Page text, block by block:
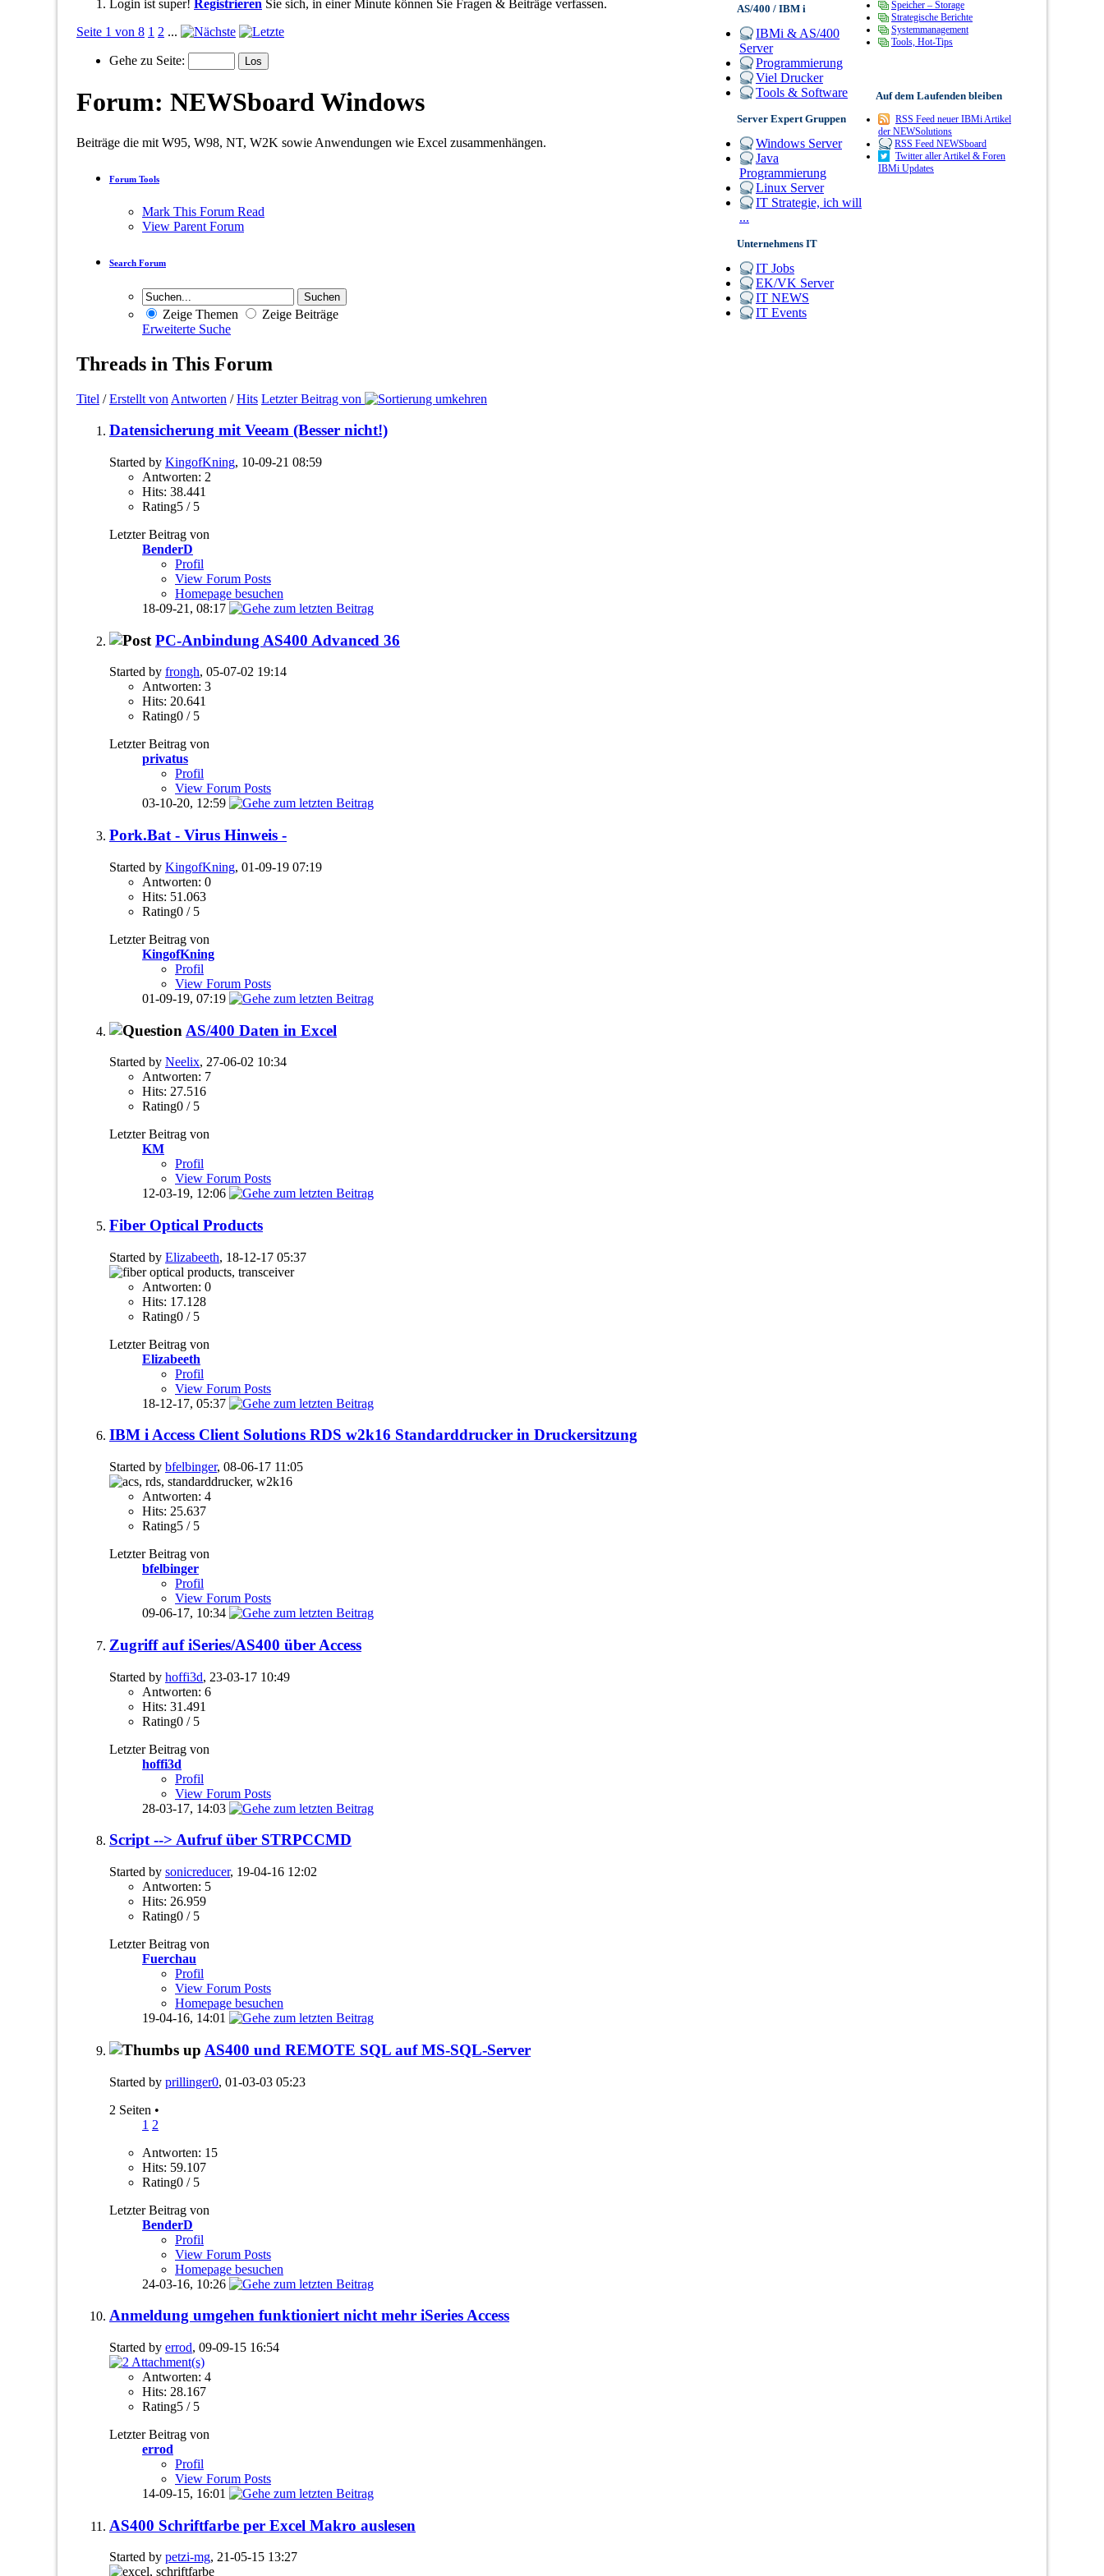
Login ist super! Registrieren Sie sich, in einer Minute können Sie Fragen & Beiträge verfassen.
Seite 1 von 8 1 2 ...
Gehe zu Seite:
Forum: NEWSboard Windows
Beiträge die mit W95, W98, NT, W2K sowie Anwendungen wie Excel zusammenhängen.
Forum Tools
Mark This Forum Read
View Parent Forum
Search Forum
Zeige Themen
Zeige Beiträge
Erweiterte Suche
Threads in This Forum
Titel /Erstellt von Antworten /Hits Letzter Beitrag von
Datensicherung mit Veeam (Besser nicht!)
Started by KingofKning, 10-09-21 08:59
Antworten: 2
Hits: 38.441
Rating5 / 5
Letzter Beitrag von
BenderD
Profil
View Forum Posts
Homepage besuchen
18-09-21, 08:17
PC-Anbindung AS400 Advanced 36
Started by frongh, 05-07-02 19:14
Antworten: 3
Hits: 20.641
Rating0 / 5
Letzter Beitrag von
privatus
Profil
View Forum Posts
03-10-20, 12:59
Pork.Bat - Virus Hinweis -
Started by KingofKning, 01-09-19 07:19
Antworten: 0
Hits: 51.063
Rating0 / 5
Letzter Beitrag von
KingofKning
Profil
View Forum Posts
01-09-19, 07:19
AS/400 Daten in Excel
Started by Neelix, 27-06-02 10:34
Antworten: 7
Hits: 27.516
Rating0 / 5
Letzter Beitrag von
KM
Profil
View Forum Posts
12-03-19, 12:06
Fiber Optical Products
Started by Elizabeeth, 18-12-17 05:37
Antworten: 0
Hits: 17.128
Rating0 / 5
Letzter Beitrag von
Elizabeeth
Profil
View Forum Posts
18-12-17, 05:37
IBM i Access Client Solutions RDS w2k16 Standarddrucker in Druckersitzung
Started by bfelbinger, 08-06-17 11:05
Antworten: 4
Hits: 25.637
Rating5 / 5
Letzter Beitrag von
bfelbinger
Profil
View Forum Posts
09-06-17, 10:34
Zugriff auf iSeries/AS400 über Access
Started by hoffi3d, 23-03-17 10:49
Antworten: 6
Hits: 31.491
Rating0 / 5
Letzter Beitrag von
hoffi3d
Profil
View Forum Posts
28-03-17, 14:03
Script --> Aufruf über STRPCCMD
Started by sonicreducer, 19-04-16 12:02
Antworten: 5
Hits: 26.959
Rating0 / 5
Letzter Beitrag von
Fuerchau
Profil
View Forum Posts
Homepage besuchen
19-04-16, 14:01
AS400 und REMOTE SQL auf MS-SQL-Server
Started by prillinger0, 01-03-03 05:23
2 Seiten •
1 2
Antworten: 15
Hits: 59.107
Rating0 / 5
Letzter Beitrag von
BenderD
Profil
View Forum Posts
Homepage besuchen
24-03-16, 10:26
Anmeldung umgehen funktioniert nicht mehr iSeries Access
Started by errod, 09-09-15 16:54
Antworten: 4
Hits: 28.167
Rating5 / 5
Letzter Beitrag von
errod
Profil
View Forum Posts
14-09-15, 16:01
AS400 Schriftfarbe per Excel Makro auslesen
Started by petzi-mg, 21-05-15 13:27
AS/400 / IBM i
IBMi & AS/400
Server
Programmierung
Viel Drucker
Tools & Software
Server Expert Gruppen
Windows Server
Java
Programmierung
Linux Server
IT Strategie, ich will
...
Unternehmens IT
IT Jobs
EK/VK Server
IT NEWS
IT Events
Speicher – Storage
Strategische Berichte
Systemmanagement
Tools, Hot-Tips
Auf dem Laufenden bleiben
RSS Feed neuer IBMi Artikel
der NEWSolutions
RSS Feed NEWSboard
Twitter aller Artikel & Foren
IBMi Updates